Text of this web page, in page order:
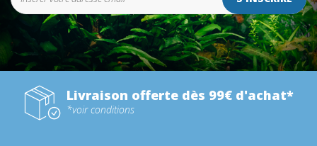
Livraison offerte dès 99€ d'achat*
*voir conditions